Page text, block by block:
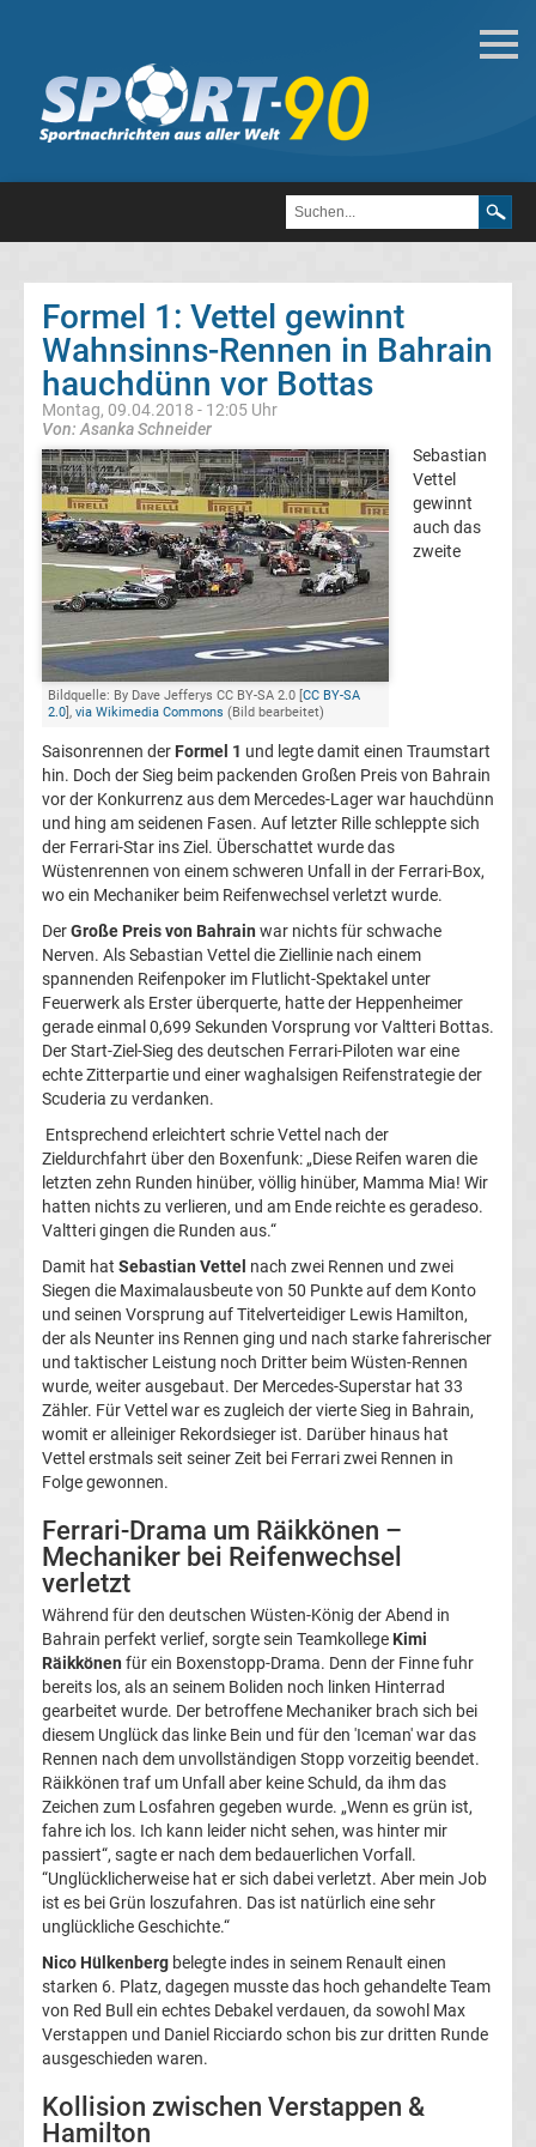
Motorsport
Formel
MotoGP
Formel
Alle
Formel
1
F1
Live
Ticker
Formel
1
heute
Ergebnisse
Top-
Aktuell
Bundesliga
Tabelle
Bundesliga
Ergebnisse
2.
Liga
Ergebnisse
3.
Liga
Ergebnisse
3.
Liga
Tabelle
DFB-
Pokal
Ergebnisse
Champions
Formel 1: Vettel gewinnt
Wahnsinns-Rennen in Bahrain
hauchdünn vor Bottas
Montag, 09.04.2018 - 12:05 Uhr
Von: Asanka Schneider
Bildquelle: By Dave Jefferys CC BY-SA 2.0 [CC BY-SA
2.0], via Wikimedia Commons (Bild bearbeitet)
Sebastian
Vettel
gewinnt
auch das
zweite
Saisonrennen der Formel 1 und legte damit einen Traumstart
hin. Doch der Sieg beim packenden Großen Preis von Bahrain
vor der Konkurrenz aus dem Mercedes-Lager war hauchdünn
und hing am seidenen Fasen. Auf letzter Rille schleppte sich
der Ferrari-Star ins Ziel. Überschattet wurde das
Wüstenrennen von einem schweren Unfall in der Ferrari-Box,
wo ein Mechaniker beim Reifenwechsel verletzt wurde.
DerGroße Preis von Bahrain war nichts für schwache
Nerven. Als Sebastian Vettel die Ziellinie nach einem
spannenden Reifenpoker im Flutlicht-Spektakel unter
Feuerwerk als Erster überquerte, hatte der Heppenheimer
gerade einmal 0,699 Sekunden Vorsprung vor Valtteri Bottas.
Der Start-Ziel-Sieg des deutschen Ferrari-Piloten war eine
echte Zitterpartie und einer waghalsigen Reifenstrategie der
Scuderia zu verdanken.
Entsprechend erleichtert schrie Vettel nach der
Zieldurchfahrt über den Boxenfunk: „Diese Reifen waren die
letzten zehn Runden hinüber, völlig hinüber, Mamma Mia! Wir
hatten nichts zu verlieren, und am Ende reichte es geradeso.
Valtteri gingen die Runden aus.“
Damit hat Sebastian Vettel nach zwei Rennen und zwei
Siegen die Maximalausbeute von 50 Punkte auf dem Konto
und seinen Vorsprung auf Titelverteidiger Lewis Hamilton,
der als Neunter ins Rennen ging und nach starke fahrerischer
und taktischer Leistung noch Dritter beim Wüsten-Rennen
wurde, weiter ausgebaut. Der Mercedes-Superstar hat 33
Zähler. Für Vettel war es zugleich der vierte Sieg in Bahrain,
womit er alleiniger Rekordsieger ist. Darüber hinaus hat
Vettel erstmals seit seiner Zeit bei Ferrari zwei Rennen in
Folge gewonnen.
Ferrari-Drama um Räikkönen –
Mechaniker bei Reifenwechsel
verletzt
Während für den deutschen Wüsten-König der Abend in
Bahrain perfekt verlief, sorgte sein Teamkollege Kimi
Räikkönen für ein Boxenstopp-Drama. Denn der Finne fuhr
bereits los, als an seinem Boliden noch linken Hinterrad
gearbeitet wurde. Der betroffene Mechaniker brach sich bei
diesem Unglück das linke Bein und für den 'Iceman' war das
Rennen nach dem unvollständigen Stopp vorzeitig beendet.
Räikkönen traf um Unfall aber keine Schuld, da ihm das
Zeichen zum Losfahren gegeben wurde. „Wenn es grün ist,
fahre ich los. Ich kann leider nicht sehen, was hinter mir
passiert“, sagte er nach dem bedauerlichen Vorfall.
“Unglücklicherweise hat er sich dabei verletzt. Aber mein Job
ist es bei Grün loszufahren. Das ist natürlich eine sehr
unglückliche Geschichte.“
Nico Hülkenberg belegte indes in seinem Renault einen
starken 6. Platz, dagegen musste das hoch gehandelte Team
von Red Bull ein echtes Debakel verdauen, da sowohl Max
Verstappen und Daniel Ricciardo schon bis zur dritten Runde
ausgeschieden waren.
Kollision zwischen Verstappen &
Hamilton